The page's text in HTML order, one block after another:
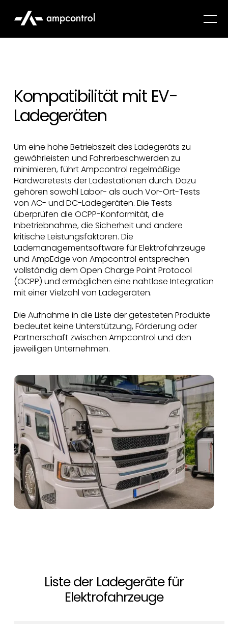
Kompatibilität mit EV-
Ladegeräten
Um eine hohe Betriebszeit des Ladegeräts zu
gewährleisten und Fahrerbeschwerden zu
minimieren, führt Ampcontrol regelmäßige
Hardwaretests der Ladestationen durch. Dazu
gehören sowohl Labor- als auch Vor-Ort-Tests
von AC- und DC-Ladegeräten. Die Tests
überprüfen die OCPP-Konformität, die
Inbetriebnahme, die Sicherheit und andere
kritische Leistungsfaktoren. Die
Lademanagementsoftware für Elektrofahrzeuge
und AmpEdge von Ampcontrol entsprechen
vollständig dem Open Charge Point Protocol
(OCPP) und ermöglichen eine nahtlose Integration
mit einer Vielzahl von Ladegeräten.
Die Aufnahme in die Liste der getesteten Produkte
bedeutet keine Unterstützung, Förderung oder
Partnerschaft zwischen Ampcontrol und den
jeweiligen Unternehmen.
Liste der Ladegeräte für
Elektrofahrzeuge